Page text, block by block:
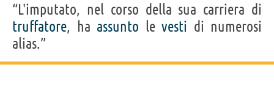
“L'imputato, nel corso della sua carriera di
truffatore, ha assunto le vesti di numerosi
alias.”